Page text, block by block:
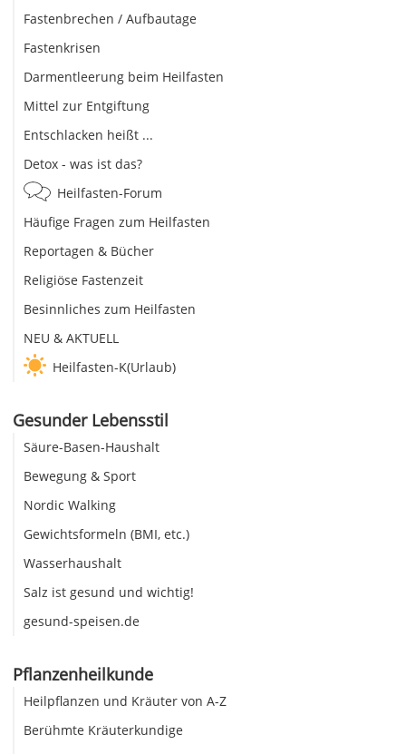
Fastenbrechen / Aufbautage
Fastenkrisen
Darmentleerung beim Heilfasten
Mittel zur Entgiftung
Entschlacken heißt ...
Detox - was ist das?
Heilfasten-Forum
Häufige Fragen zum Heilfasten
Reportagen & Bücher
Religiöse Fastenzeit
Besinnliches zum Heilfasten
NEU & AKTUELL
Heilfasten-K(Urlaub)
Gesunder Lebensstil
Säure-Basen-Haushalt
Bewegung & Sport
Nordic Walking
Gewichtsformeln (BMI, etc.)
Wasserhaushalt
Salz ist gesund und wichtig!
gesund-speisen.de
Pflanzenheilkunde
Heilpflanzen und Kräuter von A-Z
Berühmte Kräuterkundige